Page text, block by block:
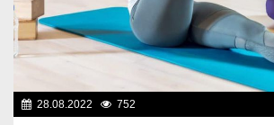
28.08.2022 752